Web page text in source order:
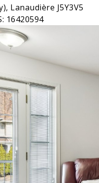
Lanaudière J5Y3V5
16420594